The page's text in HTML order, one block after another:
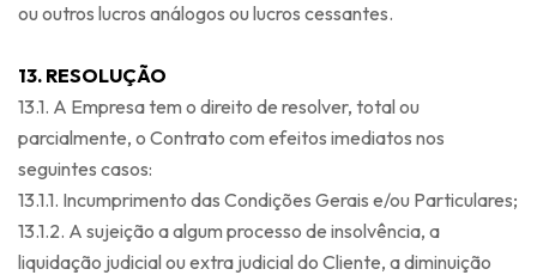
ou outros lucros análogos ou lucros cessantes.
13. RESOLUÇÃO
13.1. A Empresa tem o direito de resolver, total ou
parcialmente, o Contrato com efeitos imediatos nos
seguintes casos:
13.1.1. Incumprimento das Condições Gerais e/ou Particulares;
13.1.2. A sujeição a algum processo de insolvência, a
liquidação judicial ou extra judicial do Cliente, a diminuição